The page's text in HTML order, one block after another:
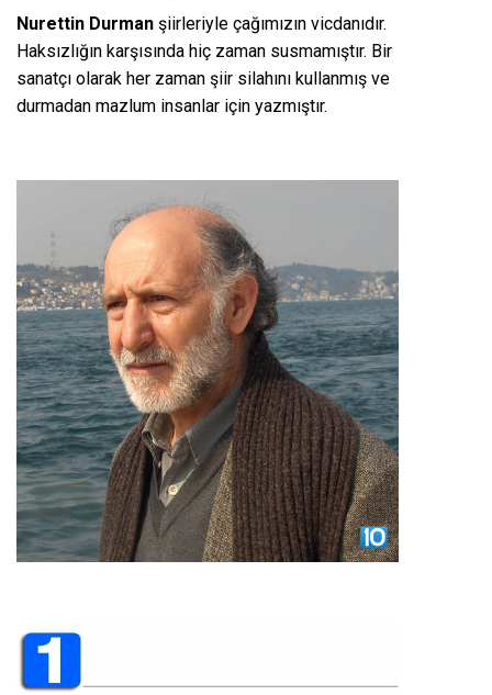
Nurettin Durman şiirleriyle çağımızın vicdanıdır.
Haksızlığın karşısında hiç zaman susmamıştır. Bir
sanatçı olarak her zaman şiir silahını kullanmış ve
durmadan mazlum insanlar için yazmıştır.